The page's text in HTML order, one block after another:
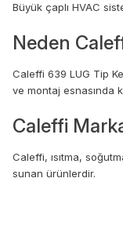
Büyük çaplı HVAC
Neden
Caleffi 639 LUG Tip
ve montaj esnasında
Caleffi
Caleffi, ısıtma,
sunan ürünlerdir.